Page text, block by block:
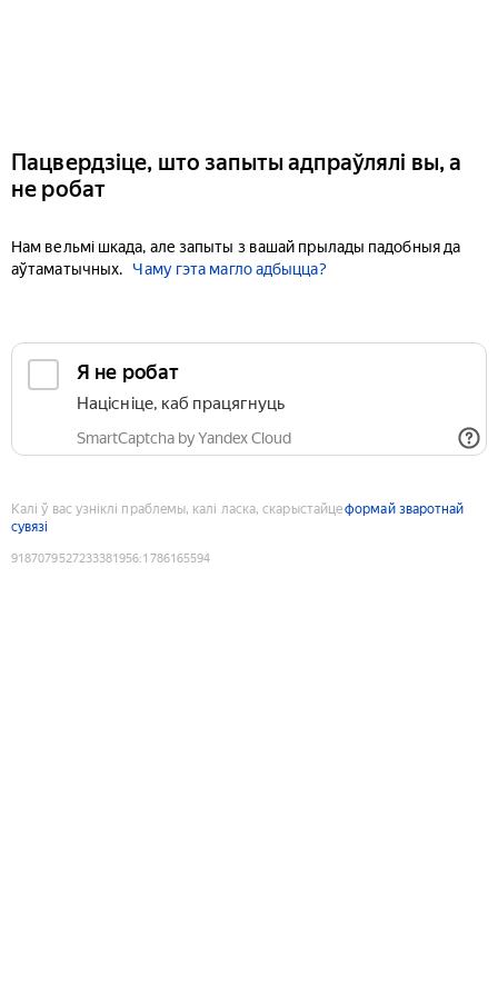
Пацвердзіце, што запыты адпраўлялі вы, а
не робат
Нам вельмі шкада, але запыты з вашай прылады падобныя да
аўтаматычных.
Чаму гэта магло адбыцца?
Я не робат
Націсніце, каб працягнуць
SmartCaptcha by Yandex Cloud
Калі ў вас узніклі праблемы, калі ласка, скарыстайцеформай зваротнай
сувязі
9187079527233381956:1786165594